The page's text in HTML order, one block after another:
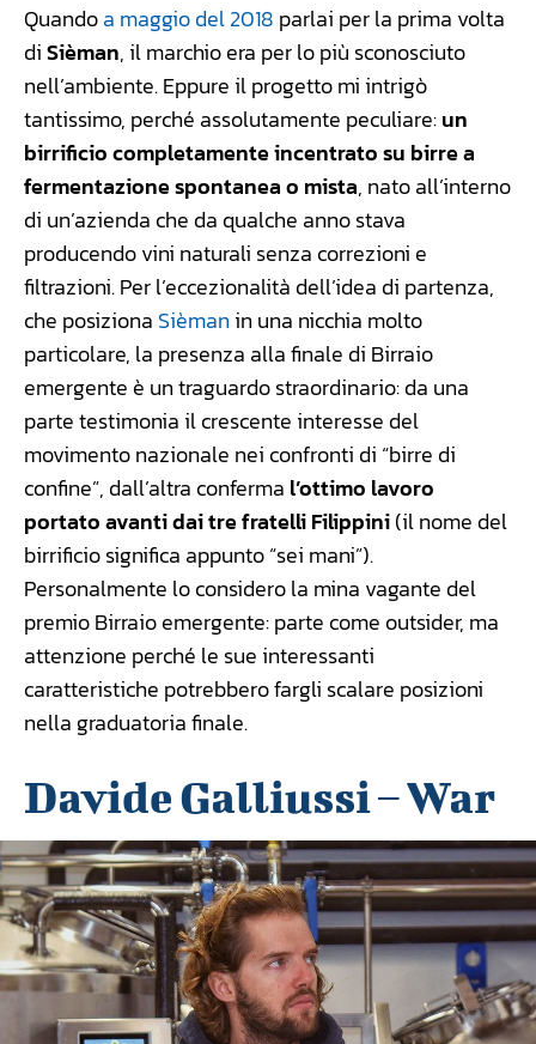
Quandoa maggio del 2018 parlai per la prima volta
diSièman, il marchio era per lo più sconosciuto
nell’ambiente. Eppure il progetto mi intrigò
tantissimo, perché assolutamente peculiare:un
birrificio completamente incentrato su birre a
fermentazione spontanea o mista, nato all’interno
di un’azienda che da qualche anno stava
producendo vini naturali senza correzioni e
filtrazioni. Per l’eccezionalità dell’idea di partenza,
che posiziona Sièmanin una nicchia molto
particolare, la presenza alla finale di Birraio
emergente è un traguardo straordinario: da una
parte testimonia il crescente interesse del
movimento nazionale nei confronti di “birre di
confine”, dall’altra conferma l’ottimo lavoro
portato avanti dai tre fratelli Filippini(il nome del
birrificio significa appunto “sei mani”).
Personalmente lo considero la mina vagante del
premio Birraio emergente: parte come outsider, ma
attenzione perché le sue interessanti
caratteristiche potrebbero fargli scalare posizioni
nella graduatoria finale.
Davide Galliussi – War